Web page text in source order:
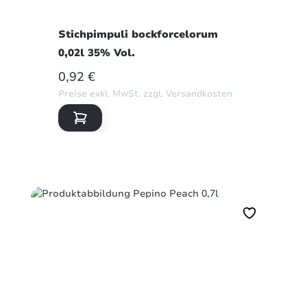
Stichpimpuli bockforcelorum
0,02l 35% Vol.
REGULÄRER PREIS:
0,92 €
Preise exkl. MwSt. zzgl. Versandkosten